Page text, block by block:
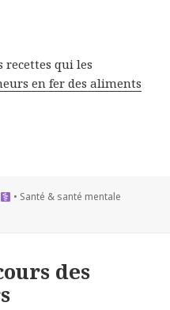
qui les
en fer des aliments
Catégories
• Santé & santé mentale
des